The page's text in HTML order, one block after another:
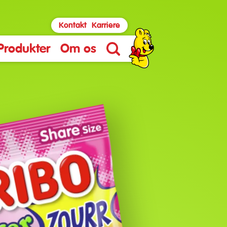
Om os
Søg
Kontakt Karriere